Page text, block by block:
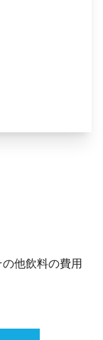
他飲料の費用